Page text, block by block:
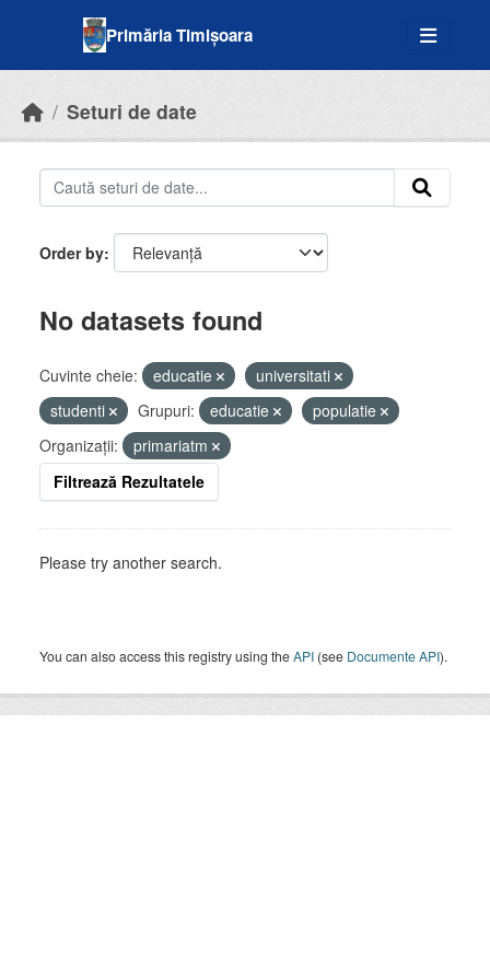
Primăria Timișoara
Seturi de date
Order by
No datasets found
Cuvinte cheie: educatie
universitati
studenti
Grupuri: educatie
populatie
Organizații:
primariatm
Filtrează Rezultatele
Please try another search.
You can also access this registry using theAPI (see Documente API).